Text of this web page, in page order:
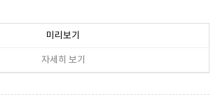
미리보기
자세히 보기